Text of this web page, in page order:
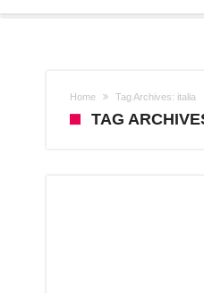
Home Tag Archives: italia
TAG